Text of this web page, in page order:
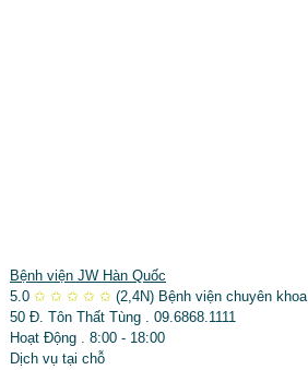
Bệnh viện JW Hàn Quốc
5.0 ✩ ✩ ✩ ✩ ✩ (2,4N) Bệnh viện chuyên khoa
50 Đ. Tôn Thất Tùng . 09.6868.1111
Hoạt Động . 8:00 - 18:00
Dịch vụ tại chỗ